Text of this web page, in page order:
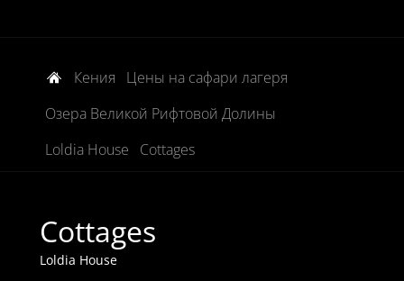
Кения
Цены на сафари лагеря
Озера Великой Рифтовой Долины
Loldia House
Cottages
Cottages
Loldia House